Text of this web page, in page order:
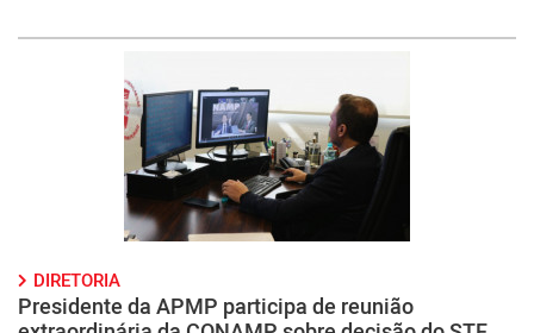
DIRETORIA
Presidente da APMP participa de reunião